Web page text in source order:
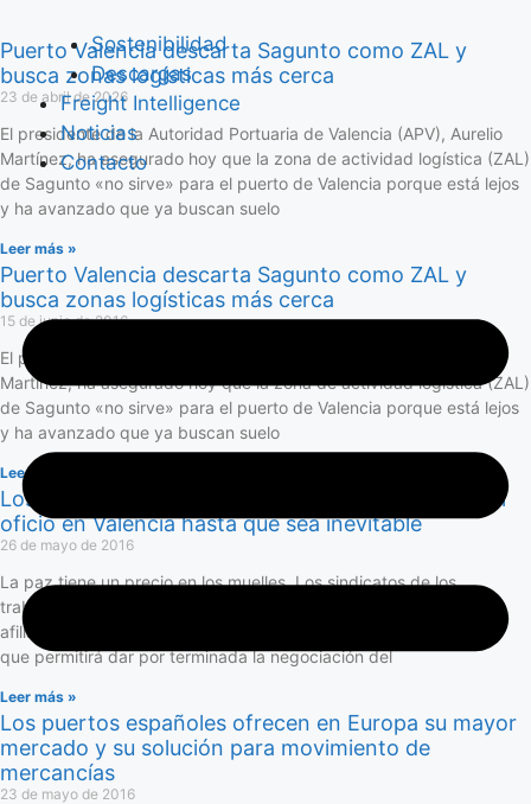
Sostenibilidad
Descargas
Freight Intelligence
Noticias
Contacto
Puerto Valencia descarta Sagunto como ZAL y
busca zonas logísticas más cerca
23 de abril de 2026
El presidente de la Autoridad Portuaria de Valencia (APV), Aurelio
Martínez, ha asegurado hoy que la zona de actividad logística (ZAL)
de Sagunto «no sirve» para el puerto de Valencia porque está lejos
y ha avanzado que ya buscan suelo
Leer más »
Puerto Valencia descarta Sagunto como ZAL y
busca zonas logísticas más cerca
15 de junio de 2016
El presidente de la Autoridad Portuaria de Valencia (APV), Aurelio
Martínez, ha asegurado hoy que la zona de actividad logística (ZAL)
de Sagunto «no sirve» para el puerto de Valencia porque está lejos
y ha avanzado que ya buscan suelo
Leer más »
Los sindicatos de la estiba frenan el libre acceso al
oficio en Valencia hasta que sea inevitable
26 de mayo de 2016
La paz tiene un precio en los muelles. Los sindicatos de los
trabajadores de la estiba están celebrando asambleas con sus
afiliados como paso previo a la del conjunto de los trabajadores,
que permitirá dar por terminada la negociación del
Leer más »
Los puertos españoles ofrecen en Europa su mayor
mercado y su solución para movimiento de
mercancías
23 de mayo de 2016